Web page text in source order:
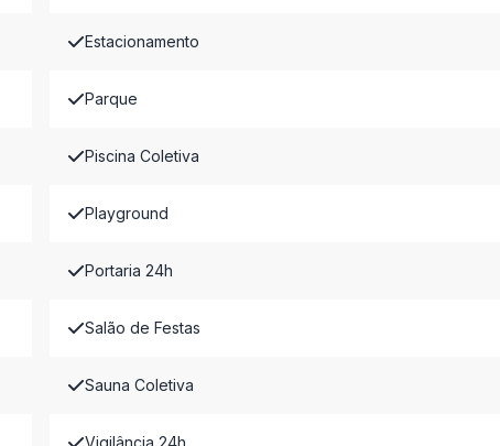
Estacionamento
Parque
Piscina Coletiva
Playground
Portaria 24h
Salão de Festas
Sauna Coletiva
Vigilância 24h